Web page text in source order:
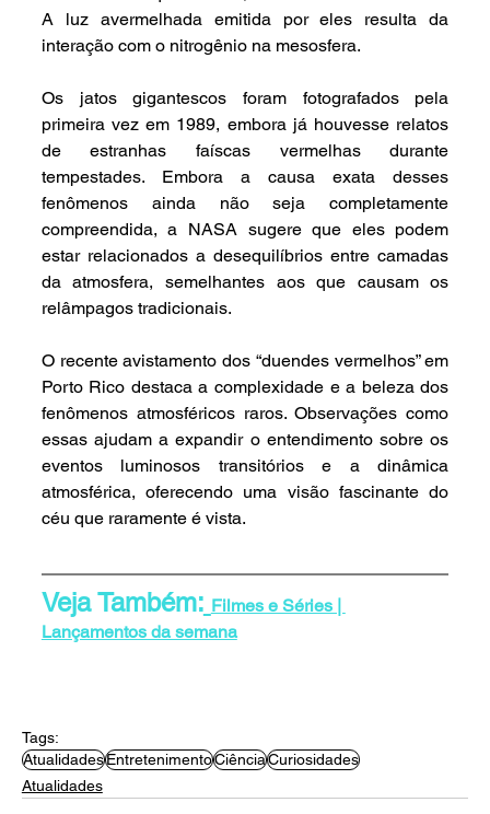
A luz avermelhada emitida por eles resulta da
interação com o nitrogênio na mesosfera.
Os jatos gigantescos foram fotografados pela
primeira vez em 1989, embora já houvesse relatos
de estranhas faíscas vermelhas durante
tempestades. Embora a causa exata desses
fenômenos ainda não seja completamente
compreendida, a NASA sugere que eles podem
estar relacionados a desequilíbrios entre camadas
da atmosfera, semelhantes aos que causam os
relâmpagos tradicionais.
O recente avistamento dos “duendes vermelhos” em
Porto Rico destaca a complexidade e a beleza dos
fenômenos atmosféricos raros. Observações como
essas ajudam a expandir o entendimento sobre os
eventos luminosos transitórios e a dinâmica
atmosférica, oferecendo uma visão fascinante do
céu que raramente é vista.
Veja Também: Filmes e Séries |
Lançamentos da semana
Tags:
AtualidadesEntretenimentoCiênciaCuriosidades
Atualidades